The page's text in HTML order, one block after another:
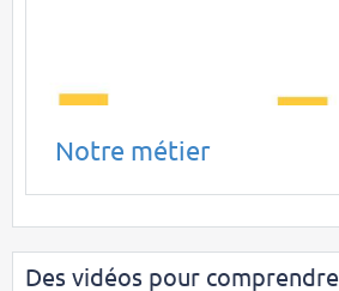
Notre métier
Des vidéos pour comprendre